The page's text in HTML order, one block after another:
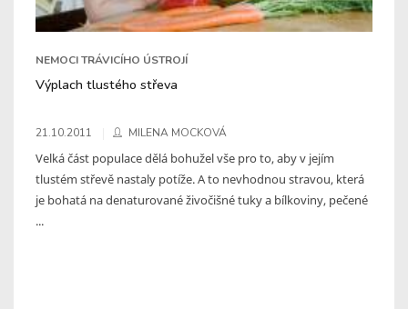
NEMOCI TRÁVICÍHO ÚSTROJÍ
Výplach tlustého střeva
21.10.2011 MILENA MOCKOVÁ
Velká část populace dělá bohužel vše pro to, aby v jejím
tlustém střevě nastaly potíže. A to nevhodnou stravou, která
je bohatá na denaturované živočišné tuky a bílkoviny, pečené
...